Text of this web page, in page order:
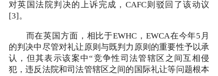
对英国法院判决的上诉完成，CAFC则驳回了该动议
[3]。
而在英国方面，相比于EWHC，EWCA在今年5月
的判决中尽管对礼让原则与既判力原则的重要性予以承
认，但其表示该案中“竞争性司法管辖区之间互相侵
犯，违反法院和司法管辖区之间的国际礼让等问题根本